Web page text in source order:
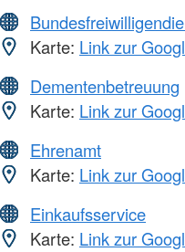
Karte: Link zur
Dementenbetreuung
Karte: Link zur
Ehrenamt
Karte: Link zur
Einkaufsservice
Karte: Link zur